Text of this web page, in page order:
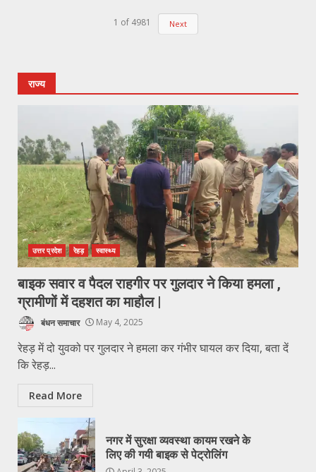
1 of 4981 Next
राज्य
उत्तर प्रदेश रेहड़ स्वास्थ्य
बाइक सवार व पैदल राहगीर पर गुलदार ने किया हमला ,
ग्रामीणों में दहशत का माहौल |
बंधन समाचार May 4, 2025
रेहड़ में दो युवको पर गुलदार ने हमला कर गंभीर घायल कर दिया, बता दें
कि रेहड़...
Read More
नगर में सुरक्षा व्यवस्था कायम रखने के
लिए की गयी बाइक से पेट्रोलिंग